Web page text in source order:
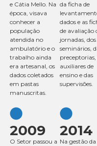
e Cátia Mello. Na
época, visava
conhecer a
população
atendida no
ambulatório e o
trabalho ainda
era artesanal, os
dados coletados
em pastas
manuscritas.
da ficha de
dados e as
de avaliação
jornadas, dos
seminários,
preceptorias,
auxiliares de
ensino e das
supervisões.
2009
O Setor passou a
2014
Na gestão da